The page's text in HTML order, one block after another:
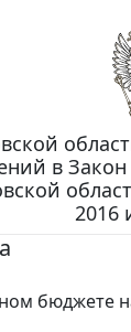
в
2016
бюджете